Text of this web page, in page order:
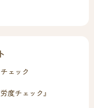
ェック
度チェック』